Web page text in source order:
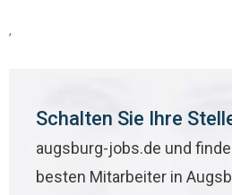
,
Schalten Sie Ihre
augsburg-jobs.de und
besten Mitarbeiter in